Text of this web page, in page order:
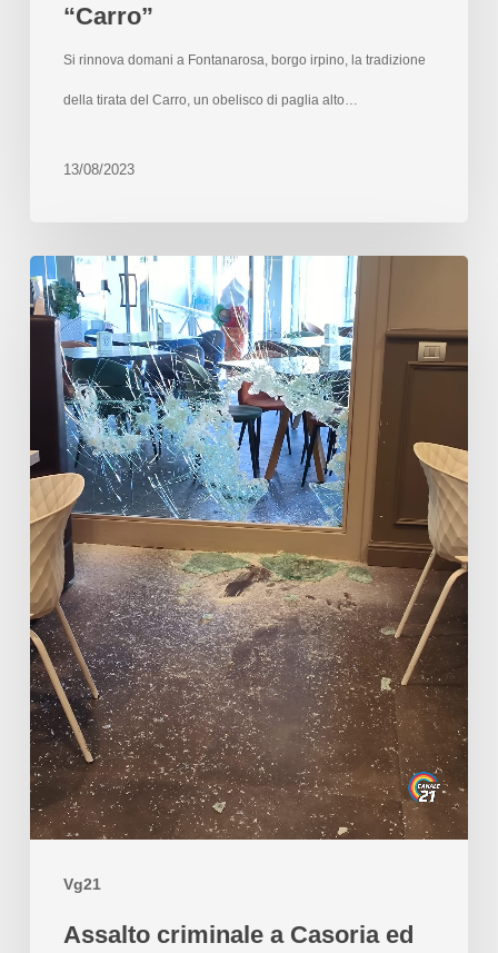
“Carro”
Si rinnova domani a Fontanarosa, borgo irpino, la tradizione
della tirata del Carro, un obelisco di paglia alto…
13/08/2023
Vg21
Assalto criminale a Casoria ed